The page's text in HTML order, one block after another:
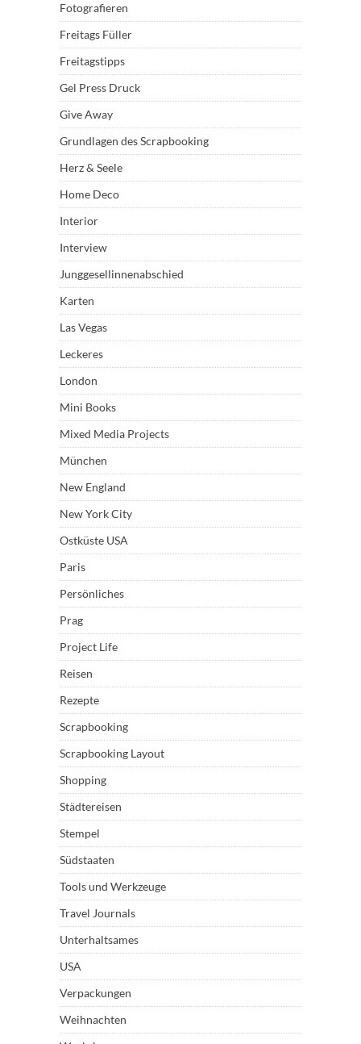
Fotografieren
Freitags Füller
Freitagstipps
Gel Press Druck
Give Away
Grundlagen des Scrapbooking
Herz & Seele
Home Deco
Interior
Interview
Junggesellinnenabschied
Karten
Las Vegas
Leckeres
London
Mini Books
Mixed Media Projects
München
New England
New York City
Ostküste USA
Paris
Persönliches
Prag
Project Life
Reisen
Rezepte
Scrapbooking
Scrapbooking Layout
Shopping
Städtereisen
Stempel
Südstaaten
Tools und Werkzeuge
Travel Journals
Unterhaltsames
USA
Verpackungen
Weihnachten